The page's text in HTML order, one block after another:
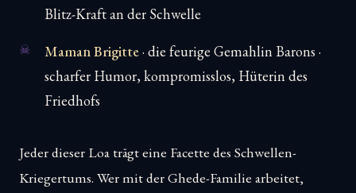
Blitz-Kraft an der Schwelle
Maman Brigitte· die feurige Gemahlin Barons ·
scharfer Humor, kompromisslos, Hüterin des
Friedhofs
Jeder dieser Loa trägt eine Facette des Schwellen-
Kriegertums. Wer mit der Ghede-Familie arbeitet,